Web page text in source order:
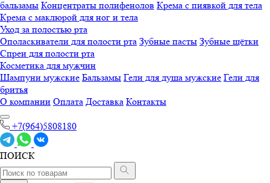
бальзамы Концентраты полифенолов Крема с пиявкой для тела
Крема с маклюрой для ног и тела
Уход за полостью рта
Ополаскиватели для полости рта Зубные пасты Зубные щётки
Спреи для полости рта
Косметика для мужчин
Шампуни мужские Бальзамы Гели для душа мужские Гели для
бритья
О компании Оплата Доставка Контакты
+7(964)5808180
ПОИСК